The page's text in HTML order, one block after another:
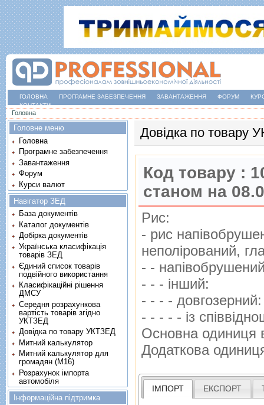
ГОЛОВНА ПРОГРАМНЕ ЗАБЕЗПЕЧЕННЯ ЗАВАНТАЖЕННЯ ФОРУМ
КОНТАКТИ
Ви є тут
Головна
Довідка по товару
Код товару :
станом на
Рис:
- рис
неполiрований,
- -
- - - iнший:
- - - -
- - - - - iз
Основна одиниця
Додаткова
ІМПОРТ ЕКСПОРТ
Головне меню
Головна
Програмне забезпечення
Завантаження
Форум
Курси валют
Навігатор ЗЕД
База документів
Каталог документів
Добірка документів
Українська класифікація
товарів ЗЕД
Єдиний список товарів
подвійного використання
Класифікаційні рішення
ДМСУ
Середня розрахункова
вартість товарів згідно
УКТЗЕД
Довідка по товару УКТЗЕД
Митний калькулятор
Митний калькулятор для
громадян (М16)
Розрахунок імпорта
автомобіля
Інформаційна підтримка